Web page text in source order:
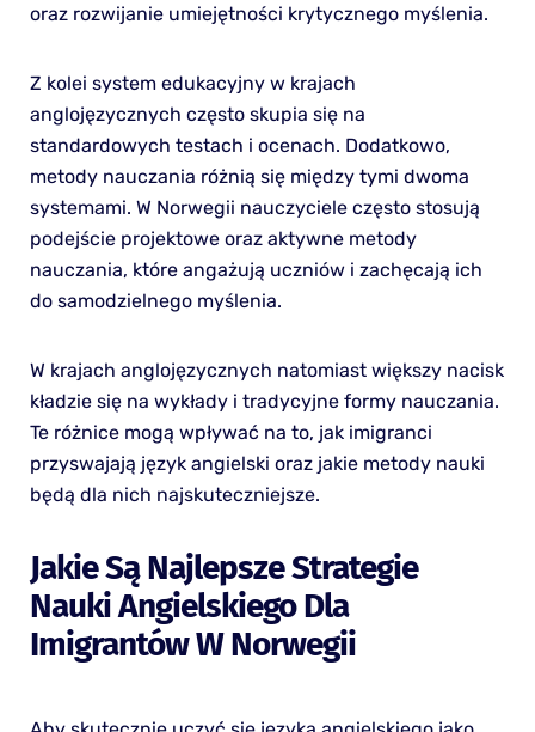
oraz rozwijanie umiejętności krytycznego myślenia.
Z kolei system edukacyjny w krajach
anglojęzycznych często skupia się na
standardowych testach i ocenach. Dodatkowo,
metody nauczania różnią się między tymi dwoma
systemami. W Norwegii nauczyciele często stosują
podejście projektowe oraz aktywne metody
nauczania, które angażują uczniów i zachęcają ich
do samodzielnego myślenia.
W krajach anglojęzycznych natomiast większy nacisk
kładzie się na wykłady i tradycyjne formy nauczania.
Te różnice mogą wpływać na to, jak imigranci
przyswajają język angielski oraz jakie metody nauki
będą dla nich najskuteczniejsze.
Jakie Są Najlepsze Strategie
Nauki Angielskiego Dla
Imigrantów W Norwegii